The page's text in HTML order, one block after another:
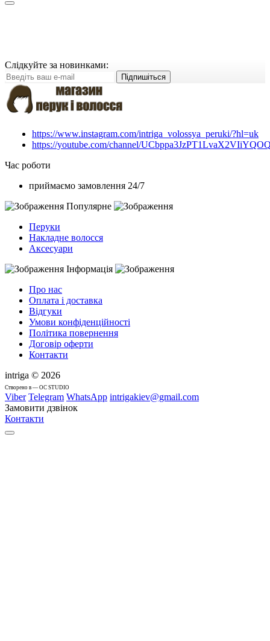
Слідкуйте за новинками:
Підпишіться
https://www.instagram.com/intriga_volossya_peruki/?hl=uk
https://youtube.com/channel/
Час роботи
приймаємо замовлення 24/7
Популярне
Перуки
Накладне волосся
Аксесуари
Інформація
Про нас
Оплата і доставка
Відгуки
Умови конфіденційності
Політика повернення
Договір оферти
Контакти
intriga © 2026
Cтворено в — OC STUDIO
Viber Telegram WhatsApp intrigakiev@gmail.com
Замовити дзвінок
Контакти